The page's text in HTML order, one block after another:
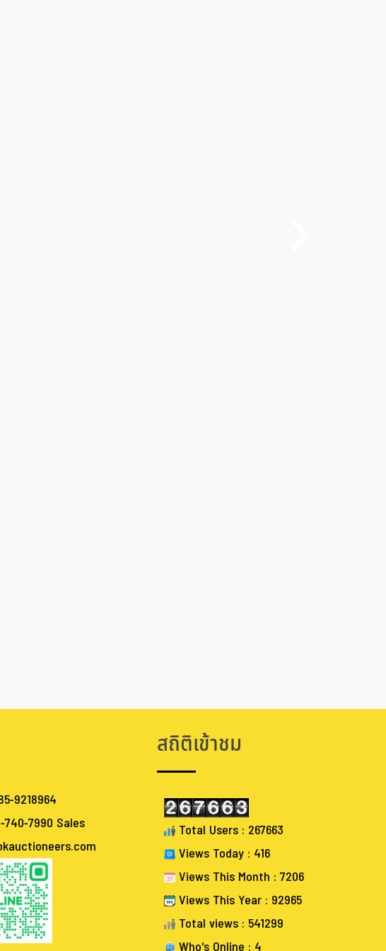
9218964
740-7990 Sales
สถิติเข้าชม
Total Users : 267663
Views Today : 416
Views This Month : 7206
Views This Year : 92965
Total views : 541299
Who's Online : 4